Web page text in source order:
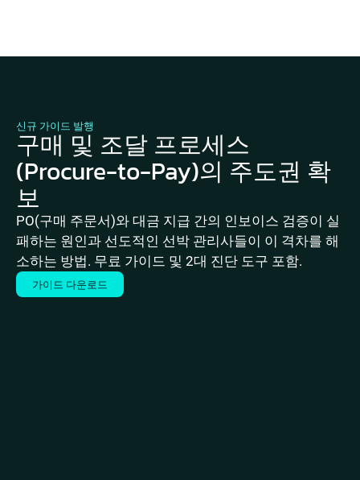
신규 가이드 발행
구매 및 조달 프로세스
(Procure-to-Pay)의 주도권 확
보
PO(구매 주문서)와 대금 지급 간의 인보이스 검증이 실
패하는 원인과 선도적인 선박 관리사들이 이 격차를 해
소하는 방법. 무료 가이드 및 2대 진단 도구 포함.
가이드 다운로드